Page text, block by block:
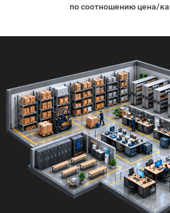
по соотношению цена/